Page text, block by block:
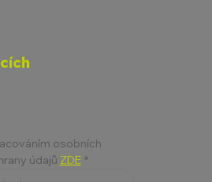
osobních
údajů ZDE *